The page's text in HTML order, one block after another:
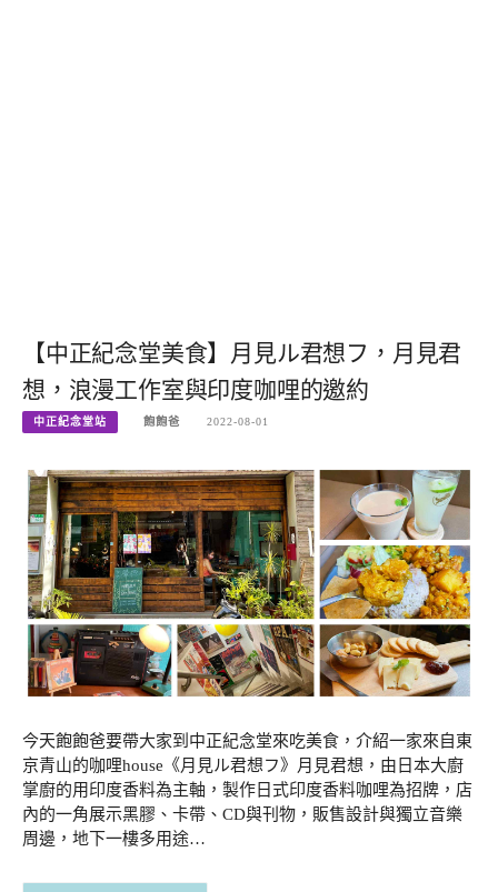
【中正紀念堂美食】月見ル君想フ，月見君
想，浪漫工作室與印度咖哩的邀約
中正紀念堂站 飽飽爸 2022-08-01
今天飽飽爸要帶大家到中正紀念堂來吃美食，介紹一家來自東
京青山的咖哩house《月見ル君想フ》月見君想，由日本大廚
掌廚的用印度香料為主軸，製作日式印度香料咖哩為招牌，店
內的一角展示黑膠、卡帶、CD與刊物，販售設計與獨立音樂
周邊，地下一樓多用途…